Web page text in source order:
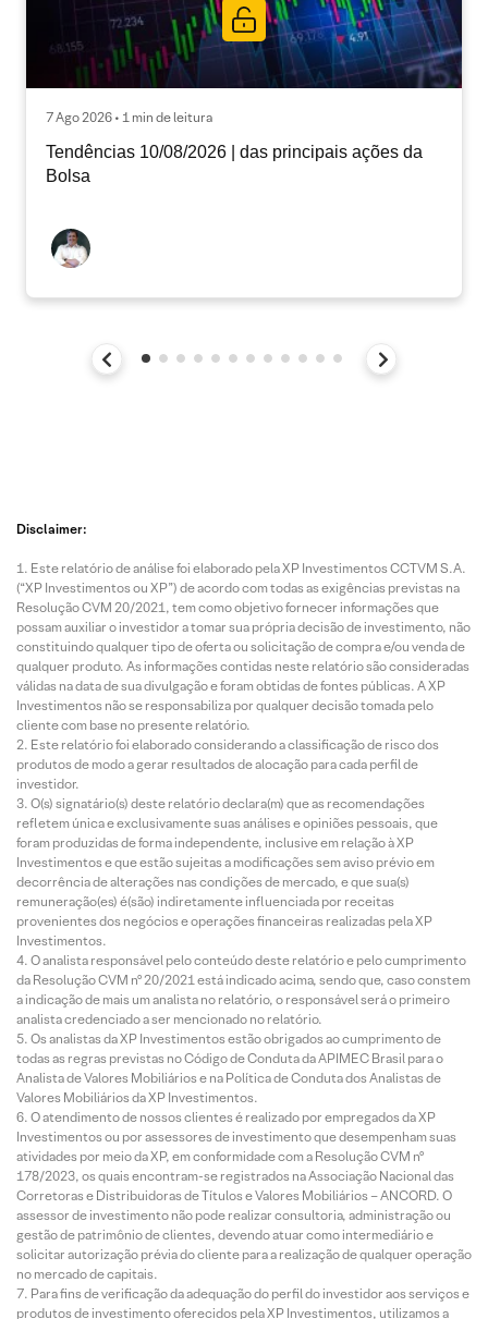
7 Ago 2026 • 1 min de leitura
Tendências 10/08/2026 | das principais ações da
Bolsa
Disclaimer:
Este relatório de análise foi elaborado pela XP Investimentos CCTVM S.A.
(“XP Investimentos ou XP”) de acordo com todas as exigências previstas na
Resolução CVM 20/2021, tem como objetivo fornecer informações que
possam auxiliar o investidor a tomar sua própria decisão de investimento, não
constituindo qualquer tipo de oferta ou solicitação de compra e/ou venda de
qualquer produto. As informações contidas neste relatório são consideradas
válidas na data de sua divulgação e foram obtidas de fontes públicas. A XP
Investimentos não se responsabiliza por qualquer decisão tomada pelo
cliente com base no presente relatório.
Este relatório foi elaborado considerando a classificação de risco dos
produtos de modo a gerar resultados de alocação para cada perfil de
investidor.
O(s) signatário(s) deste relatório declara(m) que as recomendações
refletem única e exclusivamente suas análises e opiniões pessoais, que
foram produzidas de forma independente, inclusive em relação à XP
Investimentos e que estão sujeitas a modificações sem aviso prévio em
decorrência de alterações nas condições de mercado, e que sua(s)
remuneração(es) é(são) indiretamente influenciada por receitas
provenientes dos negócios e operações financeiras realizadas pela XP
Investimentos.
O analista responsável pelo conteúdo deste relatório e pelo cumprimento
da Resolução CVM nº 20/2021 está indicado acima, sendo que, caso constem
a indicação de mais um analista no relatório, o responsável será o primeiro
analista credenciado a ser mencionado no relatório.
Os analistas da XP Investimentos estão obrigados ao cumprimento de
todas as regras previstas no Código de Conduta da APIMEC Brasil para o
Analista de Valores Mobiliários e na Política de Conduta dos Analistas de
Valores Mobiliários da XP Investimentos.
O atendimento de nossos clientes é realizado por empregados da XP
Investimentos ou por assessores de investimento que desempenham suas
atividades por meio da XP, em conformidade com a Resolução CVM nº
178/2023, os quais encontram-se registrados na Associação Nacional das
Corretoras e Distribuidoras de Títulos e Valores Mobiliários – ANCORD. O
assessor de investimento não pode realizar consultoria, administração ou
gestão de patrimônio de clientes, devendo atuar como intermediário e
solicitar autorização prévia do cliente para a realização de qualquer operação
no mercado de capitais.
Para fins de verificação da adequação do perfil do investidor aos serviços e
produtos de investimento oferecidos pela XP Investimentos, utilizamos a